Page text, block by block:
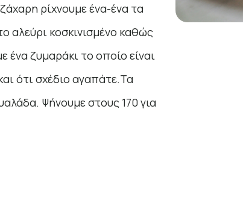
ρίχνουμε ένα-ένα τα
αλεύρι κοσκινισμένο καθώς
ένα ζυμαράκι το οποίο είναι
ότι σχέδιο αγαπάτε.Τα
Ψήνουμε στους 170 για